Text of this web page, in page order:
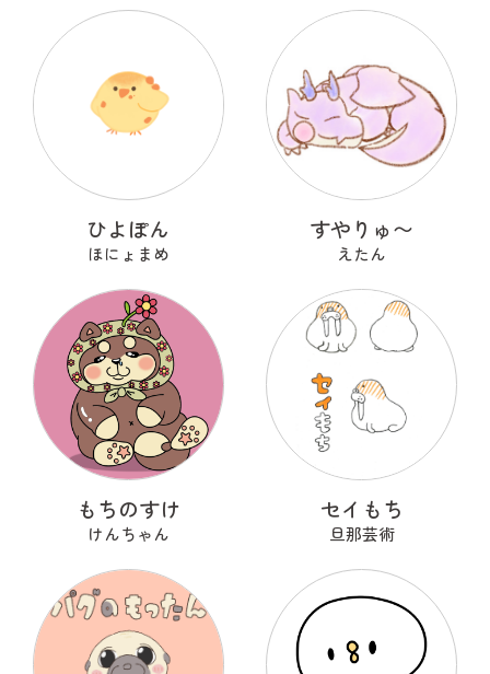
ひよぽん
ほにょまめ
すやりゅ〜
えたん
もちのすけ
けんちゃん
セイもち
旦那芸術